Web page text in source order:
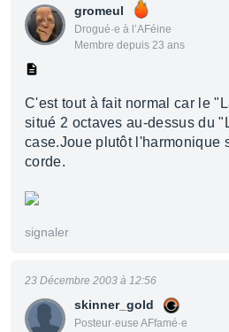
gromeul
Drogué·e à l’AFéine
Membre depuis 23 ans
C'est tout à fait normal car le
situé 2 octaves au-dessus du
case.Joue plutôt l'harmonique
corde.
signaler
skinner_gold
Posteur·euse AFfamé·e
23 Décembre 2003 à 12:56